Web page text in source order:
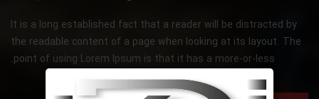
It is a long established fact that a reader will be distracted by
the readable content of a page when looking at its layout. The
point of using Lorem Ipsum is that it has a more-or-less.